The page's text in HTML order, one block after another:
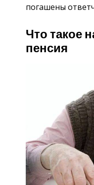
погашены
Что такое
пенсия